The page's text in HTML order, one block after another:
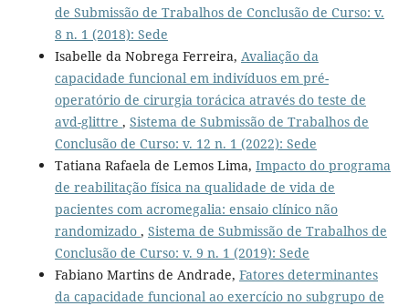
de Submissão de Trabalhos de Conclusão de Curso: v.
8 n. 1 (2018): Sede
Isabelle da Nobrega Ferreira, Avaliação da
capacidade funcional em indivíduos em pré-
operatório de cirurgia torácica através do teste de
avd-glittre , Sistema de Submissão de Trabalhos de
Conclusão de Curso: v. 12 n. 1 (2022): Sede
Tatiana Rafaela de Lemos Lima, Impacto do programa
de reabilitação física na qualidade de vida de
pacientes com acromegalia: ensaio clínico não
randomizado , Sistema de Submissão de Trabalhos de
Conclusão de Curso: v. 9 n. 1 (2019): Sede
Fabiano Martins de Andrade, Fatores determinantes
da capacidade funcional ao exercício no subgrupo de